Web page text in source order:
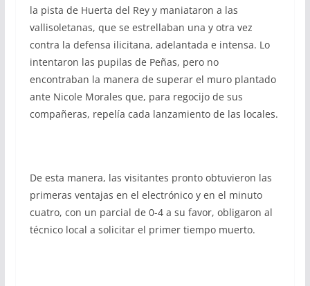
la pista de Huerta del Rey y maniataron a las
vallisoletanas, que se estrellaban una y otra vez
contra la defensa ilicitana, adelantada e intensa. Lo
intentaron las pupilas de Peñas, pero no
encontraban la manera de superar el muro plantado
ante Nicole Morales que, para regocijo de sus
compañeras, repelía cada lanzamiento de las locales.
De esta manera, las visitantes pronto obtuvieron las
primeras ventajas en el electrónico y en el minuto
cuatro, con un parcial de 0-4 a su favor, obligaron al
técnico local a solicitar el primer tiempo muerto.